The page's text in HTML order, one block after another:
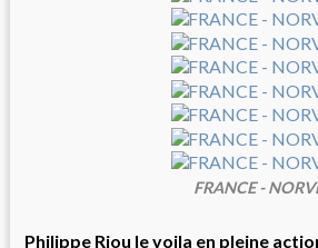
FRANCE -
Philippe Riou le voila en pleine